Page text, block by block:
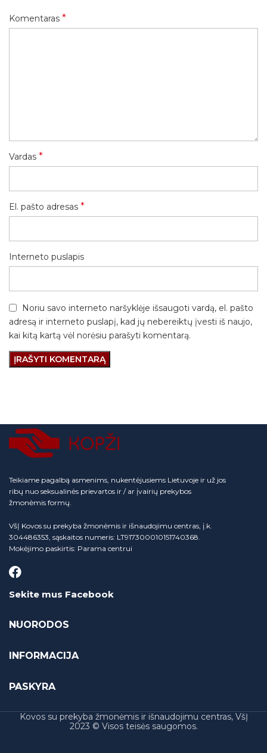
Komentaras *
Vardas *
El. pašto adresas *
Interneto puslapis
Noriu savo interneto naršyklėje išsaugoti vardą, el. pašto
adresą ir interneto puslapį, kad jų nebereiktų įvesti iš naujo,
kai kitą kartą vėl norėsiu parašyti komentarą.
Teikiame pagalbą asmenims, nukentėjusiems Lietuvoje ir už jos
ribų nuo seksualinės prievartos ir / ar įvairių prekybos
žmonėmis formų.
VšĮ Kovos su prekyba žmonėmis ir išnaudojimu centras, į.k.
304486353, sąskaitos numeris: LT917300010151740368.
Mokėjimo paskirtis: Parama centrui
Sekite mus Facebook
NUORODOS
INFORMACIJA
PASKYRA
Kovos su prekyba žmonėmis ir išnaudojimu centras, VšĮ
2023 © Visos teisės saugomos.